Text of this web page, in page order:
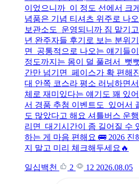
이었으니까 이 정도 선에서 크
념품은 기념 티셔츠 위주로 나
보관소도 운영되니까 짐 맡기
년 완주자들 후기로 보는 분위
면 공통적으로 나오는 얘기들
정도까지는 몸이 덜 풀려서 뻣
간만 넘기면 페이스가 확 편해
대 안쪽 코스라 평소 러닝하면
체로 재미있다는 얘기도 꽤 있
서 경품 추첨 이벤트도 있어서
도 많았다고 해요 셔틀버스 운
리면 대기시간이 좀 길어질 수
하는 게 마음 편해요 🚌 2026 진
지 말고 미리 체크해두세요🔥
일십백천 2 12 2026.08.05